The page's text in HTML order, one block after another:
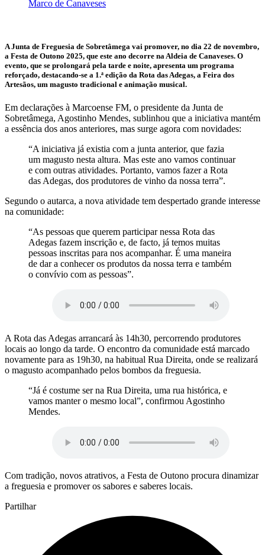
Marco de Canaveses
A Junta de Freguesia de Sobretâmega vai promover, no dia 22 de novembro,
a Festa de Outono 2025, que este ano decorre na Aldeia de Canaveses. O
evento, que se prolongará pela tarde e noite, apresenta um programa
reforçado, destacando-se a 1.ª edição da Rota das Adegas, a Feira dos
Artesãos, um magusto tradicional e animação musical.
Em declarações à Marcoense FM, o presidente da Junta de
Sobretâmega, Agostinho Mendes, sublinhou que a iniciativa mantém
a essência dos anos anteriores, mas surge agora com novidades:
“A iniciativa já existia com a junta anterior, que fazia
um magusto nesta altura. Mas este ano vamos continuar
e com outras atividades. Portanto, vamos fazer a Rota
das Adegas, dos produtores de vinho da nossa terra”.
Segundo o autarca, a nova atividade tem despertado grande interesse
na comunidade:
“As pessoas que querem participar nessa Rota das
Adegas fazem inscrição e, de facto, já temos muitas
pessoas inscritas para nos acompanhar. É uma maneira
de dar a conhecer os produtos da nossa terra e também
o convívio com as pessoas”.
A Rota das Adegas arrancará às 14h30, percorrendo produtores
locais ao longo da tarde. O encontro da comunidade está marcado
novamente para as 19h30, na habitual Rua Direita, onde se realizará
o magusto acompanhado pelos bombos da freguesia.
“Já é costume ser na Rua Direita, uma rua histórica, e
vamos manter o mesmo local”, confirmou Agostinho
Mendes.
Com tradição, novos atrativos, a Festa de Outono procura dinamizar
a freguesia e promover os sabores e saberes locais.
Partilhar